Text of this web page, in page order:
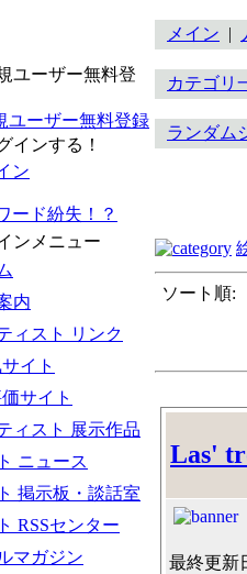
ユーザー無料登
インする！
ン
ード紛失！？
ンメニュー
内
ィスト リンク
イト
サイト
ィスト 展示作品
ニュース
掲示板・談話室
RSSセンター
マガジン
メイン |
カテゴリ
ランダム
ソート順:
Las'
最終更新